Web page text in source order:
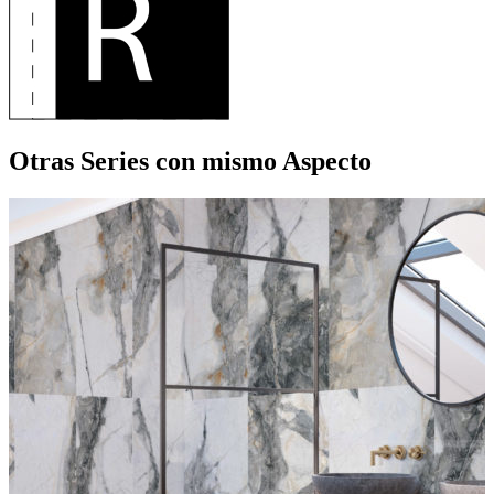
Otras Series con mismo Aspecto